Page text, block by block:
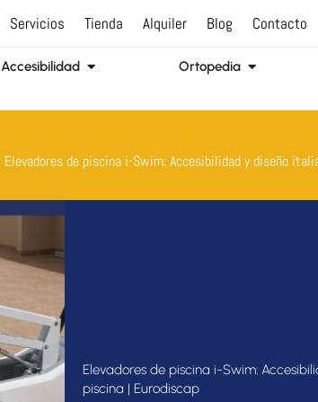
Servicios Tienda Alquiler Blog Contacto
Accesibilidad Abrir AccesibilidadOrtopedia Abrir
Elevadores de piscina i-Swim: Accesibilidad y diseño
Elevadores de piscina i-Swim:
piscina | Eurodiscap